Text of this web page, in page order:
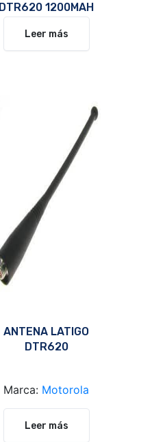
DTR620 1200MAH
Leer más
ANTENA LATIGO
DTR620
Marca: Motorola
Leer más